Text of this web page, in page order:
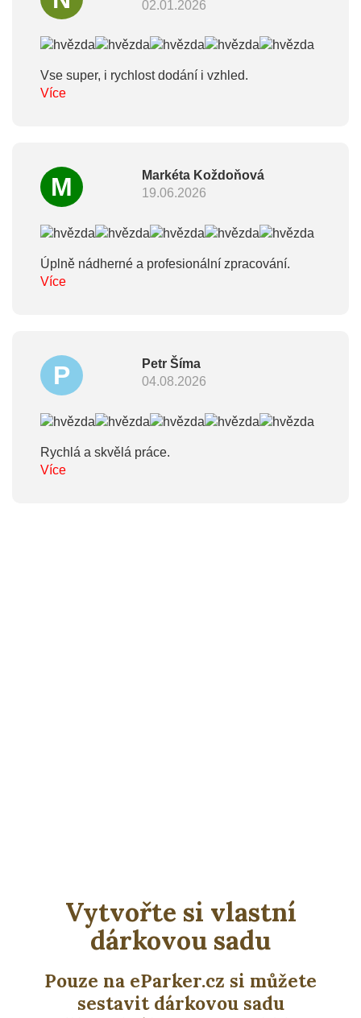
02.01.2026
Vse super, i rychlost dodání i vzhled.
Více
M
Markéta Koždoňová
19.06.2026
Úplně nádherné a profesionální zpracování.
Více
P
Petr Šíma
04.08.2026
Rychlá a skvělá práce.
Více
Vytvořte si vlastní
dárkovou sadu
Pouze na eParker.cz si můžete
sestavit dárkovou sadu